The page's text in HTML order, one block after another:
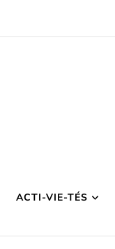
ACTI-VIE-TÉS